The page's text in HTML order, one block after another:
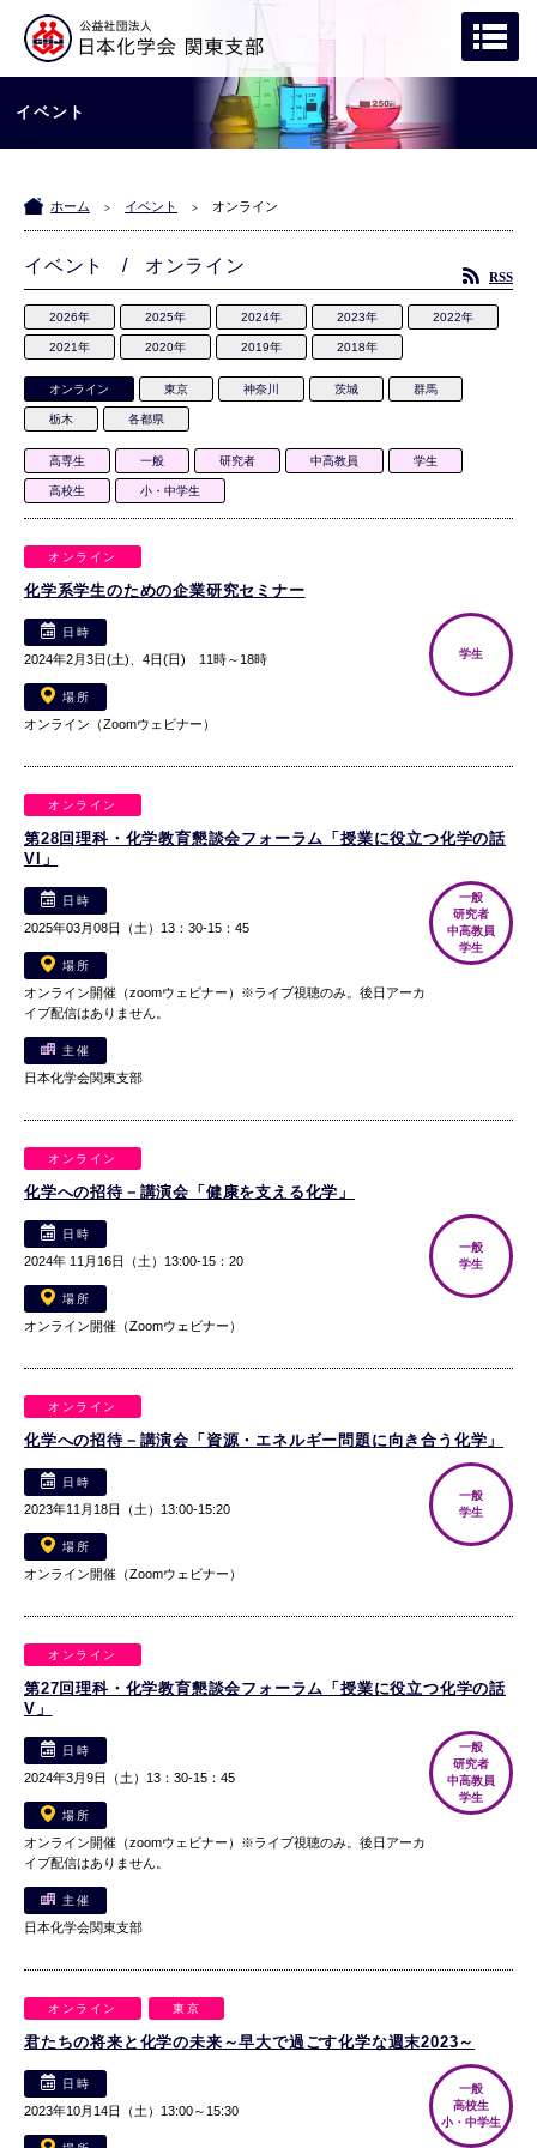
イベント
ホーム > イベント > オンライン
イベント / オンライン
RSS
2026年 2025年 2024年 2023年 2022年
2021年 2020年 2019年 2018年
オンライン 東京 神奈川 茨城 群馬
栃木 各都県
高専生 一般 研究者 中高教員 学生
高校生 小・中学生
オンライン
化学系学生のための企業研究セミナー
日時
2024年2月3日(土)、4日(日) 11時～18時
場所
オンライン（Zoomウェビナー）
学生
オンライン
第28回理科・化学教育懇談会フォーラム「授業に役立つ化学の話
VI」
日時
2025年03月08日（土）13：30-15：45
場所
オンライン開催（zoomウェビナー）※ライブ視聴のみ。後日アーカ
イブ配信はありません。
主催
日本化学会関東支部
一般
研究者
中高教員
学生
オンライン
化学への招待－講演会「健康を支える化学」
日時
2024年 11月16日（土）13:00-15：20
場所
オンライン開催（Zoomウェビナー）
一般
学生
オンライン
化学への招待－講演会「資源・エネルギー問題に向き合う化学」
日時
2023年11月18日（土）13:00-15:20
場所
オンライン開催（Zoomウェビナー）
一般
学生
オンライン
第27回理科・化学教育懇談会フォーラム「授業に役立つ化学の話
V」
日時
2024年3月9日（土）13：30-15：45
場所
オンライン開催（zoomウェビナー）※ライブ視聴のみ。後日アーカ
イブ配信はありません。
主催
日本化学会関東支部
一般
研究者
中高教員
学生
オンライン 東京
君たちの将来と化学の未来～早大で過ごす化学な週末2023～
日時
2023年10月14日（土）13:00～15:30
一般
高校生
小・中学生